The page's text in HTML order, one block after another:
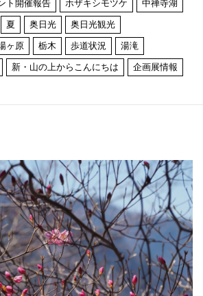
ト開催報告 ホザキシモツケ 中禅寺湖
夏 奥日光 奥日光観光
ヶ原 栃木 歩道状況 湯滝
新・山の上からこんにちは 企画展情報